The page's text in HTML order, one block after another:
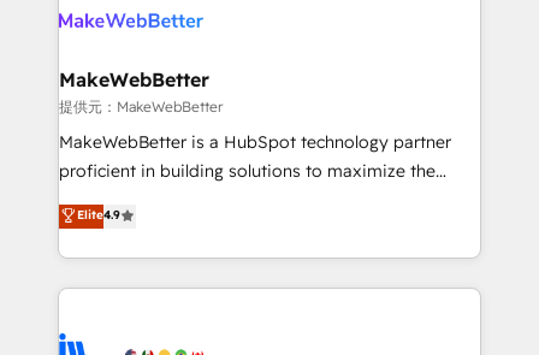
clients gain a unique advantage in CRM architecture,
market execution. Why B2B Businesses Choose RP: -
Secure: Soc2 compliant 🛡️ - Pricing: Implementations
starting at $1,5k 💵 - Speed: Launch in 14 days ⚡ -
Global: 75+ RPers across five continents 🌐 - Scale:
HubSpot Partner 🪴 - Sales Hub: More
implementations than any other Partner 💻 -
agency for an Ops problem. Don't hire a technical
MakeWebBetter
提供元：MakeWebBetter
MakeWebBetter is a HubSpot technology partner
proficient in building solutions to maximize the
operational efficiency of HubSpot. The fastest-
growing tech-enabler & facilitator, MakeWebBetter,
hands you the blend of HubSpot expertise &
eminent solutions & integrations. Trust us to
Elite Partners with 10+ years of HubSpot experience
Elite4.9